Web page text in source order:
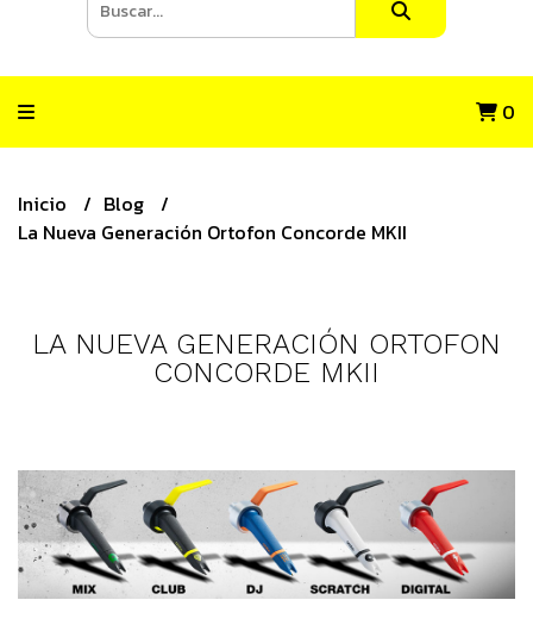
0
Inicio
Blog
La Nueva Generación Ortofon Concorde MKII
LA NUEVA GENERACIÓN ORTOFON
CONCORDE MKII